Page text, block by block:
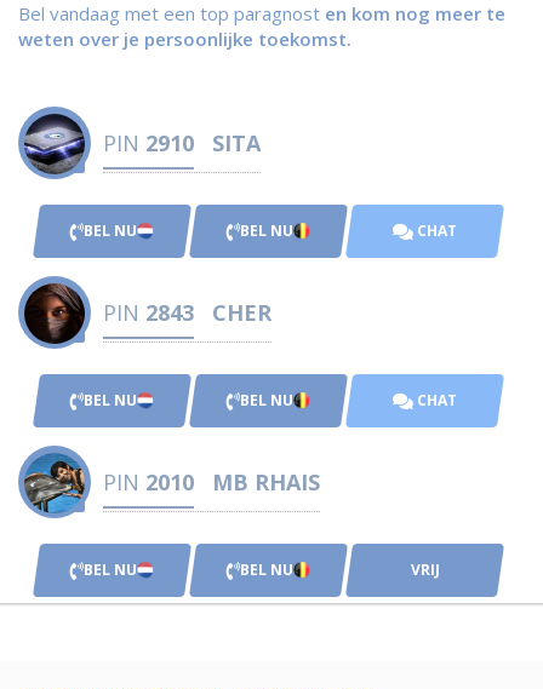
Bel vandaag met een top paragnost en kom nog meer te
weten over je persoonlijke toekomst.
PIN 2910 SITA
BEL NU BEL NU CHAT
PIN 2843 CHER
BEL NU BEL NU CHAT
PIN 2010 MB RHAIS
BEL NU BEL NU VRIJ